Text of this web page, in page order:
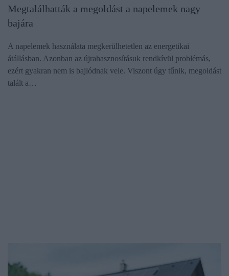
Megtalálhatták a megoldást a napelemek nagy
bajára
A napelemek használata megkerülhetetlen az energetikai
átállásban. Azonban az újrahasznosításuk rendkívül problémás,
ezért gyakran nem is bajlódnak vele. Viszont úgy tűnik, megoldást
talált a…